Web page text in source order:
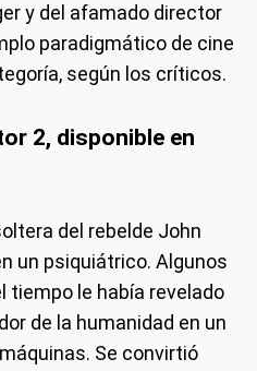
y del afamado director
paradigmático de cine
según los críticos.
2, disponible en
del rebelde John
un psiquiátrico. Algunos
tiempo le había revelado
de la humanidad en un
Se convirtió